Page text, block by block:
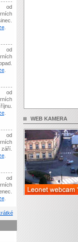
od
.
od
.
od
.
od
.
od
.
WEB KAMERA